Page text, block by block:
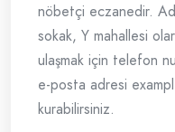
nöbetçi eczanedir.
sokak, Y mahallesi
ulaşmak için telefon
e-posta adresi
kurabilirsiniz.